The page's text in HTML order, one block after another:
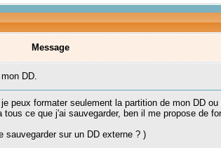
Message
DD.
peux formater seulement la partition de mon DD
ce que j'ai sauvegarder, ben il me propose de
sur un DD externe ? )